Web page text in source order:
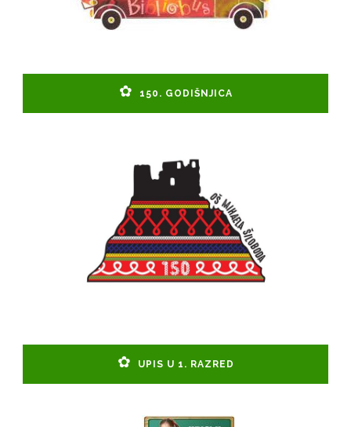
150. GODIŠNJICA
UPIS U 1. RAZRED